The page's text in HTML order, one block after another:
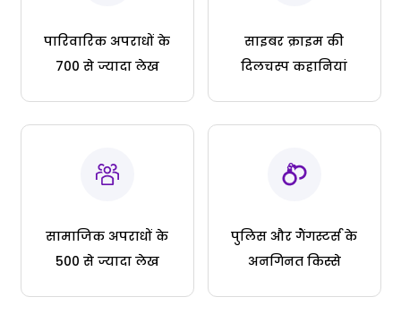
पारिवारिक अपराधों के
700 से ज्यादा लेख
साइबर क्राइम की
दिलचस्प कहानियां
सामाजिक अपराधों के
500 से ज्यादा लेख
पुलिस और गैंगस्टर्स के
अनगिनत किस्से